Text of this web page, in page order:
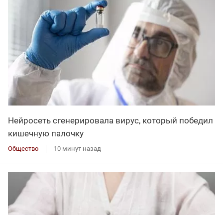
Нейросеть сгенерировала вирус, который победил
кишечную палочку
Общество 10 минут назад